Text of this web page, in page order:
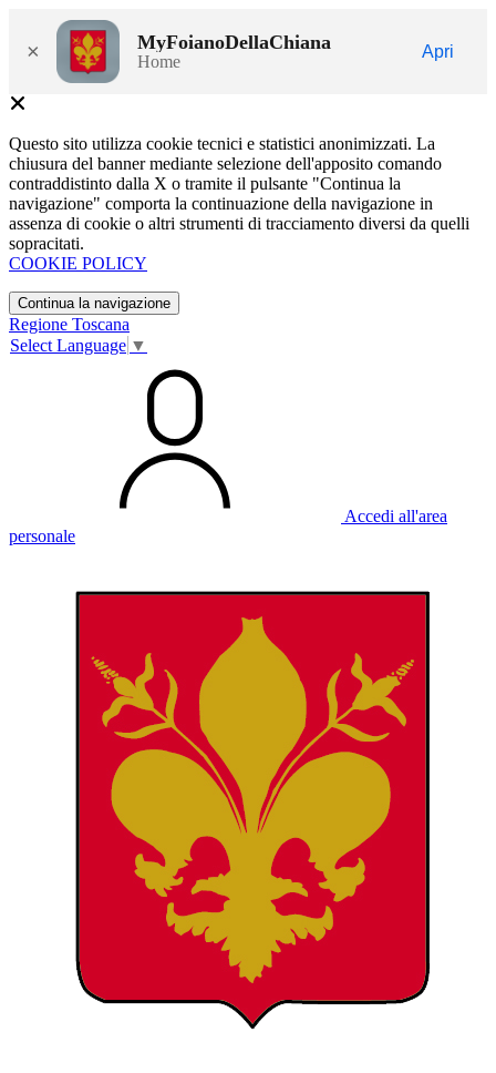
× MyFoianoDellaChiana
Home
Apri
Questo sito utilizza cookie tecnici e statistici anonimizzati. La
chiusura del banner mediante selezione dell'apposito comando
contraddistinto dalla X o tramite il pulsante "Continua la
navigazione" comporta la continuazione della navigazione in
assenza di cookie o altri strumenti di tracciamento diversi da quelli
sopracitati.
COOKIE POLICY
Continua la navigazione
Regione Toscana
Select Language ▼
Accedi all'area
personale